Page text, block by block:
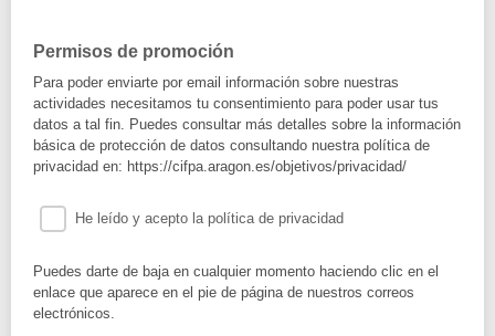
Permisos de promoción
Para poder enviarte por email información sobre nuestras
actividades necesitamos tu consentimiento para poder usar tus
datos a tal fin. Puedes consultar más detalles sobre la información
básica de protección de datos consultando nuestra política de
privacidad en: https://cifpa.aragon.es/objetivos/privacidad/
He leído y acepto la política de privacidad
Puedes darte de baja en cualquier momento haciendo clic en el
enlace que aparece en el pie de página de nuestros correos
electrónicos.